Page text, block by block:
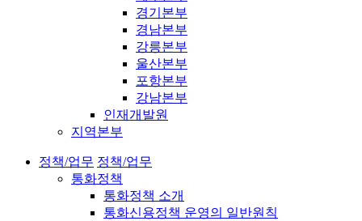
경기본부
경남본부
강릉본부
울산본부
포항본부
강남본부
인재개발원
지역본부
정책/업무 정책/업무
통화정책
통화정책 소개
통화신용정책 운영의 일반원칙